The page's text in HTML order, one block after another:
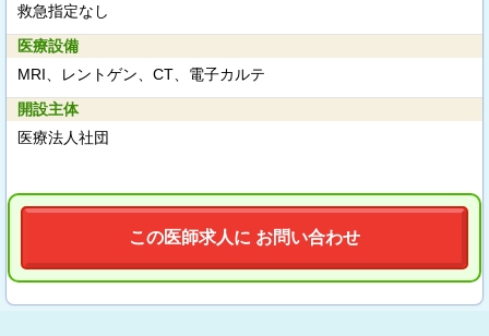
救急指定なし
医療設備
MRI、レントゲン、CT、電子カルテ
開設主体
医療法人社団
この医師求人に お問い合わせ